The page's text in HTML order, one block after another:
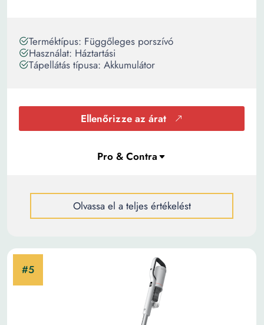
Terméktípus: Függőleges porszívó
Használat: Háztartási
Tápellátás típusa: Akkumulátor
Ellenőrizze az árat
Olvassa el a teljes értékelést